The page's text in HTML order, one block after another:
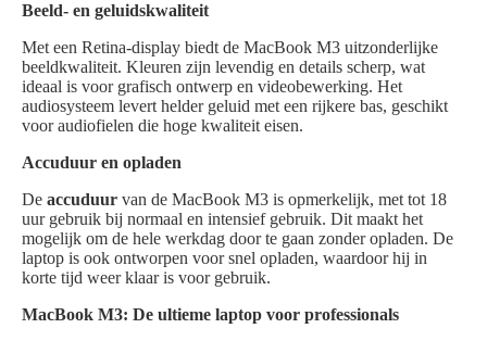
Beeld- en geluidskwaliteit
Met een Retina-display biedt de MacBook M3 uitzonderlijke
beeldkwaliteit. Kleuren zijn levendig en details scherp, wat
ideaal is voor grafisch ontwerp en videobewerking. Het
audiosysteem levert helder geluid met een rijkere bas, geschikt
voor audiofielen die hoge kwaliteit eisen.
Accuduur en opladen
De accuduur van de MacBook M3 is opmerkelijk, met tot 18
uur gebruik bij normaal en intensief gebruik. Dit maakt het
mogelijk om de hele werkdag door te gaan zonder opladen. De
laptop is ook ontworpen voor snel opladen, waardoor hij in
korte tijd weer klaar is voor gebruik.
MacBook M3: De ultieme laptop voor professionals